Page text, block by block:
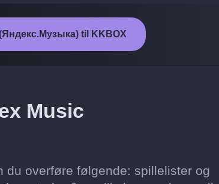
til KKBOX
Music
du overføre følgende: spillelister og